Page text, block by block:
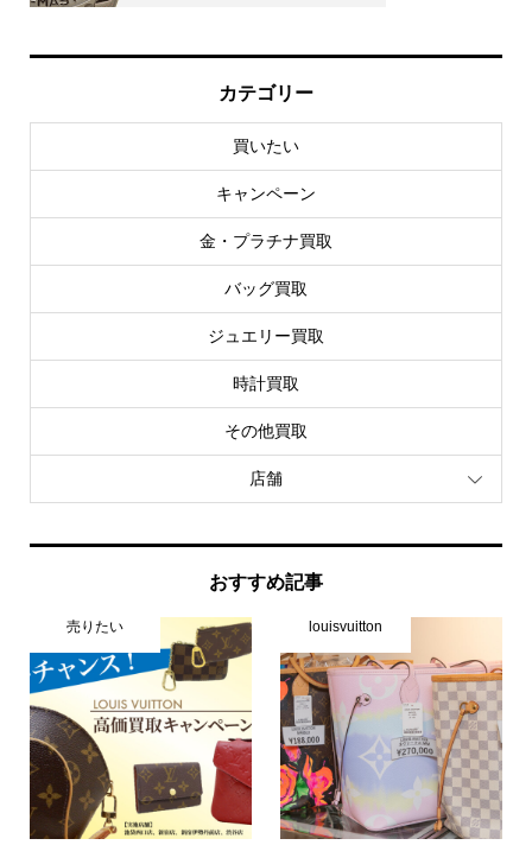
カテゴリー
買いたい
キャンペーン
金・プラチナ買取
バッグ買取
ジュエリー買取
時計買取
その他買取
店舗
おすすめ記事
売りたい louisvuitton